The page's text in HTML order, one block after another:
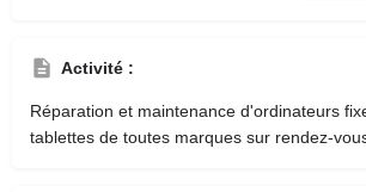
Activité :
Réparation et maintenance d'ordinateurs
tablettes de toutes marques sur rendez-